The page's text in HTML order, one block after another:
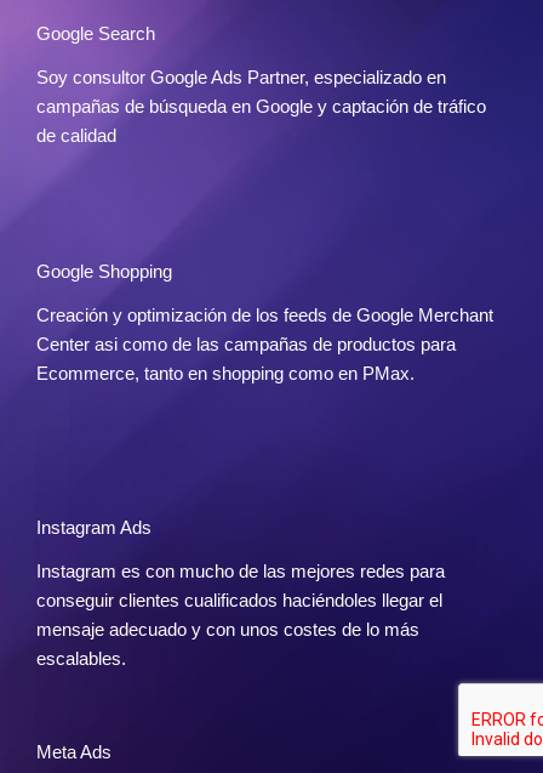
Google Search
Soy consultor Google Ads Partner, especializado en
campañas de búsqueda en Google y captación de tráfico
de calidad
Google Shopping
Creación y optimización de los feeds de Google Merchant
Center asi como de las campañas de productos para
Ecommerce, tanto en shopping como en PMax.
Instagram Ads
Instagram es con mucho de las mejores redes para
conseguir clientes cualificados haciéndoles llegar el
mensaje adecuado y con unos costes de lo más
escalables.
Meta Ads